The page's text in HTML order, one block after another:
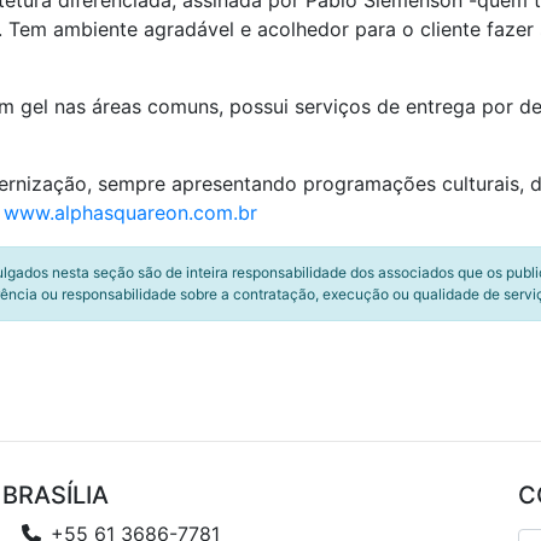
ambiente agradável e acolhedor para o cliente
gel nas áreas comuns, possui serviços de entrega por
sempre apresentando programações culturais,
www.alphasquareon.com.br
nesta seção são de inteira responsabilidade dos associados que os
ou responsabilidade sobre a contratação, execução ou qualidade de
BRASÍLIA
+55 61 3686-7781